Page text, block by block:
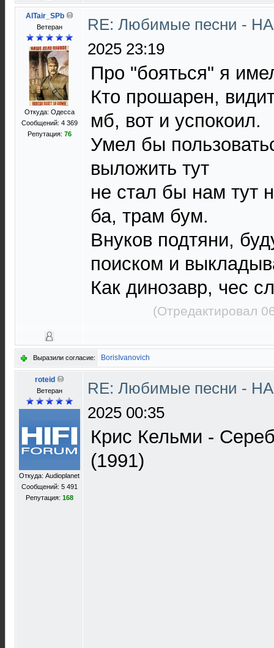
AlTair_SPb
Ветеран
Откуда: Одесса
Сообщений: 4 369
Репутация: 76
RE: Любимые песни -
2025 23:19
Про "бояться" я
Кто прошарен,
мб, вот и успокоил.
Умел бы
выложить тут
не стал бы нам тут
ба, трам бум.
Внуков подтяни,
поиском и
Как динозавр, чес
(Отредактировал
Выразили согласие: BorisIvanovich
roteid
Ветеран
Откуда: Audioplanet
Сообщений: 5 491
Репутация: 168
RE: Любимые песни -
2025 00:35
Крис Кельми -
(1991)